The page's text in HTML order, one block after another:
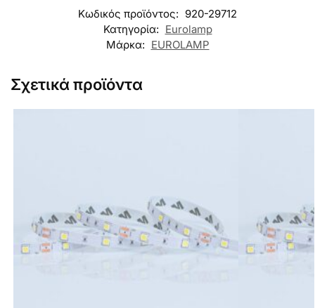
Κωδικός προϊόντος: 920-29712
Κατηγορία: Eurolamp
Μάρκα: EUROLAMP
Σχετικά προϊόντα